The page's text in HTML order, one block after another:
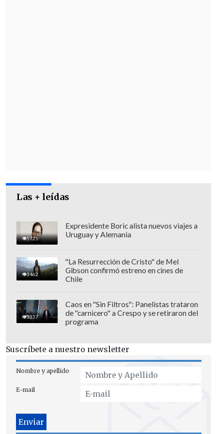
Telonero Torito Alfaro + Maria Esther
Zamora: 17:30 horas
Los Tres: 19:30 horas
Apertura de puertas: 15:30 horas
Telonero Torito Alfaro: 17:30 horas
Los Tres: 19:30 horas
Martes 30
Apertura de puertas: 16:30 horas
Telonero Torito Alfaro + Maria Esther
Zamora: 18:30 horas
Telonero Miles de Aves: 19:20 horas
Miércoles 1
Las + leídas
5725
Expresidente Boric alista nuevos viajes a
Uruguay y Alemania
3462
"La Resurrección de Cristo" de Mel
Gibson confirmó estreno en cines de
Chile
3337
Caos en "Sin Filtros": Panelistas trataron
de "carnicero" a Crespo y se retiraron del
programa
Suscríbete a nuestro newsletter
Nombre y apellido
E-mail